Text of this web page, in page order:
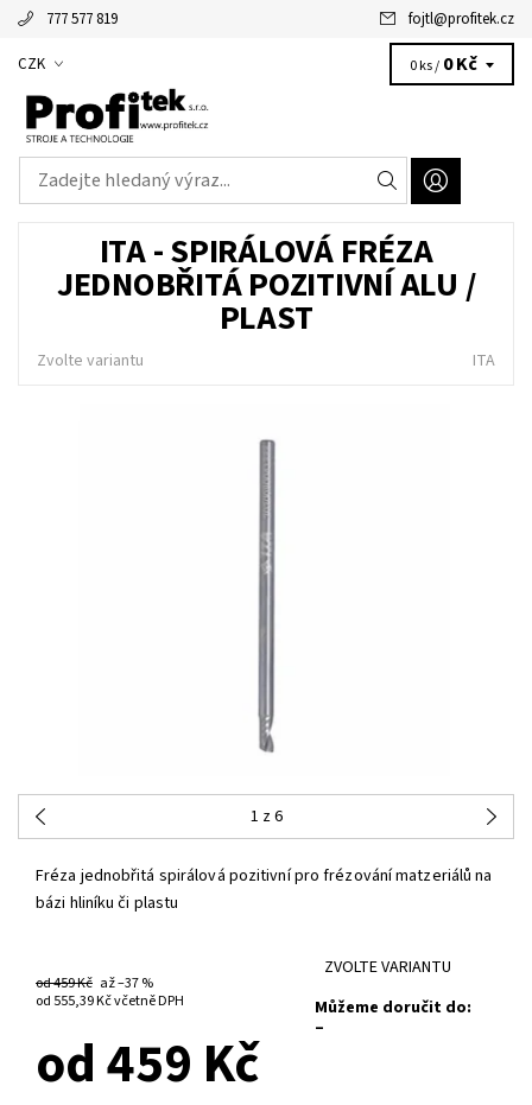
777 577 819 fojtl@profitek.cz
CZK 0 ks / 0 Kč
ITA - SPIRÁLOVÁ FRÉZA
JEDNOBŘITÁ POZITIVNÍ ALU /
PLAST
Zvolte variantu ITA
1 z 6
Fréza jednobřitá spirálová pozitivní pro frézování matzeriálů na
bázi hliníku či plastu
od 459 Kč až–37 %
od 555,39 Kčvčetně DPH
ZVOLTE VARIANTU
Můžeme doručit do:
–
od 459 Kč
Alžbětka - vaše virtuální asistentka